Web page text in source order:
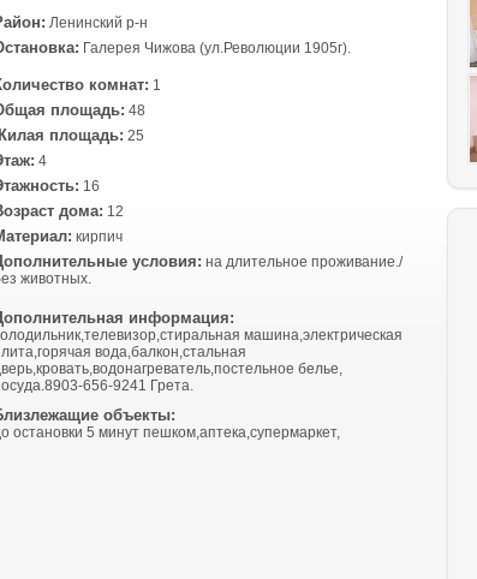
Ленинский р-н
Галерея Чижова (ул.Революции 1905г).
комнат: 1
площадь: 48
площадь: 25
4
16
дома: 12
кирпич
условия: на длительное проживание./
животных.
информация:
машина,электрическая
вода,балкон,стальная
белье,
656-9241 Грета.
объекты:
остановки 5 минут пешком,аптека,супермаркет,